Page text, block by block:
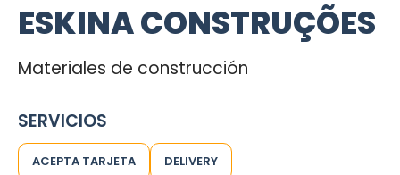
ESKINA CONSTRUÇÕES
Materiales de construcción
SERVICIOS
ACEPTA TARJETA DELIVERY